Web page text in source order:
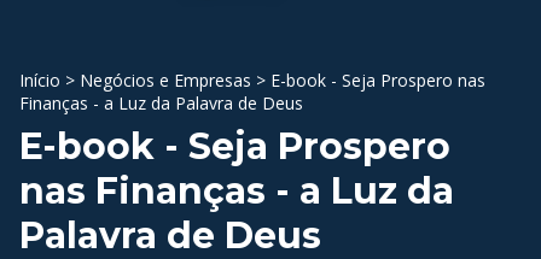
Início > Negócios e Empresas > E-book - Seja Prospero nas
Finanças - a Luz da Palavra de Deus
E-book - Seja Prospero
nas Finanças - a Luz da
Palavra de Deus